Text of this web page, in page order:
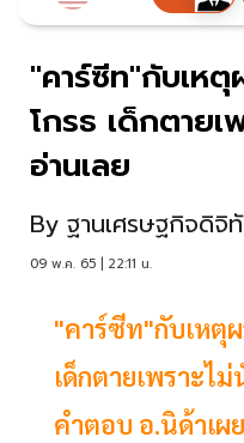
"คาร์ซีท"กับเหตุ
โกรธ เด็กตายเ
อ่านเลย
By ฐานเศรษฐกิจดิจิ
09 พ.ค. 65 | 22:11 น.
"คาร์ซีท"กับเหตุ
เด็กตายเพราะไ
คำตอบ อ.นิด้าเ